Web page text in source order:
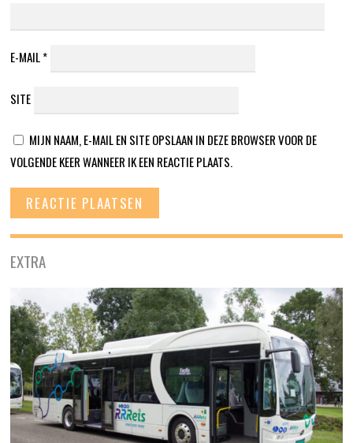
E-MAIL*
SITE
MIJN NAAM, E-MAIL EN SITE OPSLAAN IN DEZE BROWSER VOOR DE
VOLGENDE KEER WANNEER IK EEN REACTIE PLAATS.
EXTRA